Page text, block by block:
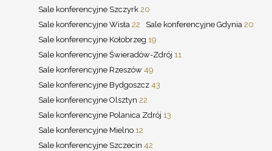
Sale konferencyjne Szczyrk 20
Sale konferencyjne Wisła 22 Sale konferencyjne Gdynia 20
Sale konferencyjne Kołobrzeg 19
Sale konferencyjne Świeradów-Zdrój 11
Sale konferencyjne Rzeszów 49
Sale konferencyjne Bydgoszcz 43
Sale konferencyjne Olsztyn 22
Sale konferencyjne Polanica Zdrój 13
Sale konferencyjne Mielno 12
Sale konferencyjne Szczecin 42